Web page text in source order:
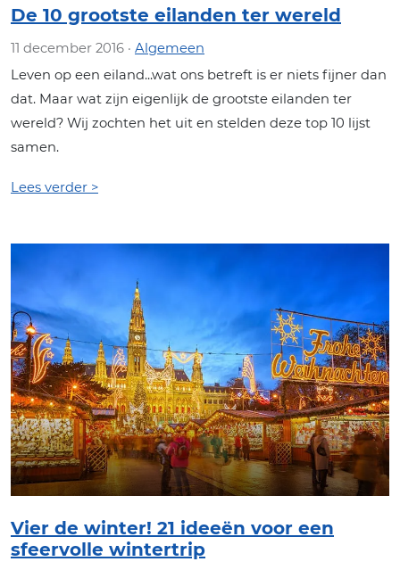
De 10 grootste eilanden ter wereld
11 december 2016 · Algemeen
Leven op een eiland...wat ons betreft is er niets fijner dan
dat. Maar wat zijn eigenlijk de grootste eilanden ter
wereld? Wij zochten het uit en stelden deze top 10 lijst
samen.
Lees verder >
Vier de winter! 21 ideeën voor een
sfeervolle wintertrip